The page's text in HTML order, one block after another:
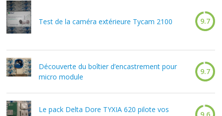
Test de la caméra extérieure Tycam 2100 9.7
Découverte du boîtier d’encastrement pour
micro module
9.7
Le pack Delta Dore TYXIA 620 pilote vos